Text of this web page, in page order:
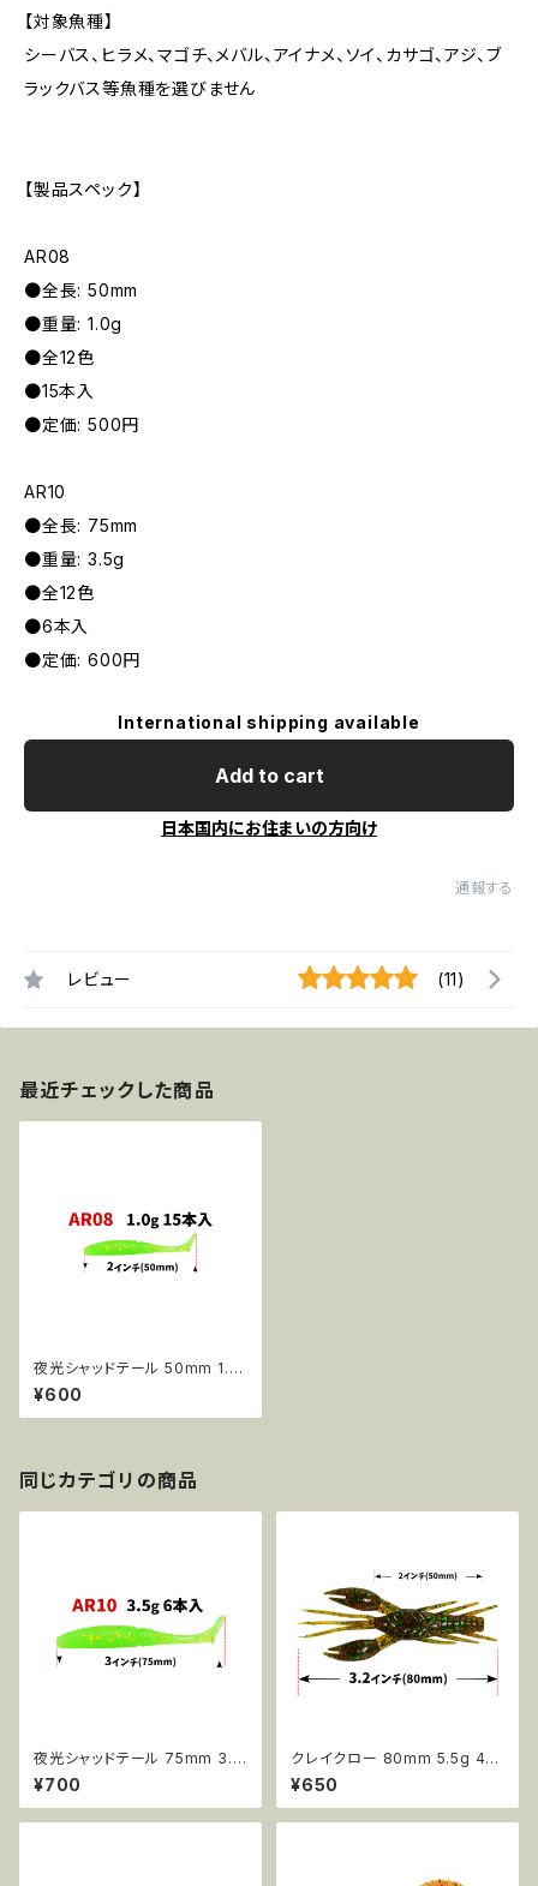
【対象魚種】
シーバス、ヒラメ、マゴチ、メバル、アイナメ、ソイ、カサゴ、アジ、ブ
ラックバス等魚種を選びません
【製品スペック】
AR08
●全長: 50mm
●重量: 1.0g
●全12色
●15本入
●定価: 500円
AR10
●全長: 75mm
●重量: 3.5g
●全12色
●6本入
●定価: 600円
International shipping available
Add to cart
日本国内にお住まいの方向け
通報する
レビュー (11)
最近チェックした商品
夜光シャッドテール 50mm 1.0
g 15pcs AR08
¥600
同じカテゴリの商品
夜光シャッドテール 75mm 3.5
g 6pcs AR10
¥700
クレイクロー 80mm 5.5g 4p
cs AR14
¥650